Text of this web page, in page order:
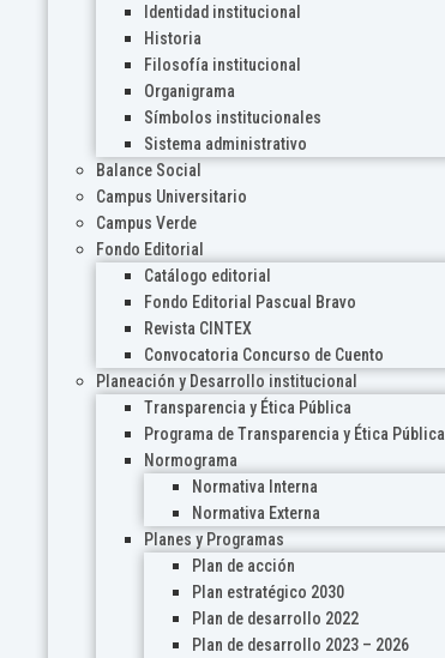
Identidad institucional
Historia
Filosofía institucional
Organigrama
Símbolos institucionales
Sistema administrativo
Balance Social
Campus Universitario
Campus Verde
Fondo Editorial
Catálogo editorial
Fondo Editorial Pascual Bravo
Revista CINTEX
Convocatoria Concurso de Cuento
Planeación y Desarrollo institucional
Transparencia y Ética Pública
Programa de Transparencia y Ética
Normograma
Normativa Interna
Normativa Externa
Planes y Programas
Plan de acción
Plan estratégico 2030
Plan de desarrollo 2022
Plan de desarrollo 2023 – 2026